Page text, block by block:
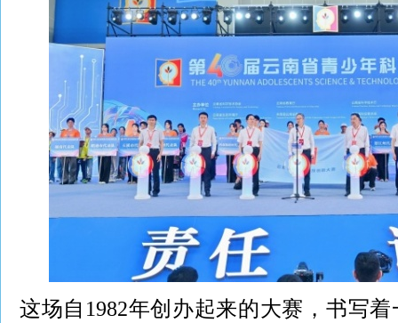
这场自1982年创办起来的大赛，书写